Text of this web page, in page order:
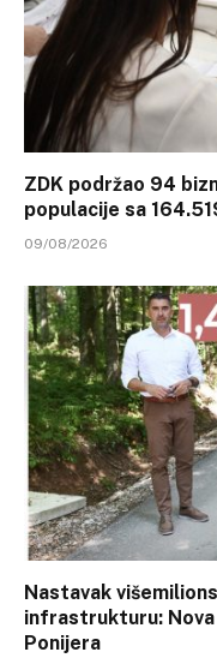
ZDK podržao 94
populacije sa
09/08/2026
Nastavak
infrastrukturu:
Ponijera